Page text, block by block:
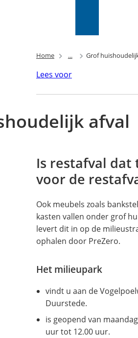
externe
Home ... Grof
Lees voor
afval
Is restafval dat
voor de
Ook meubels zoals
kasten vallen onder grof
levert dit in op de
ophalen door PreZero.
Het milieupark
vindt u aan de
Duurstede.
is geopend van
uur tot 12.00 uur.